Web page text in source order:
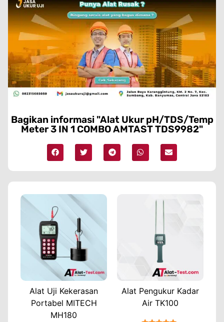
Bagikan informasi "Alat Ukur pH/TDS/Temp
Meter 3 IN 1 COMBO AMTAST TDS9982"
Alat Uji Kekerasan
Portabel MITECH
MH180
Alat Pengukur Kadar
Air TK100